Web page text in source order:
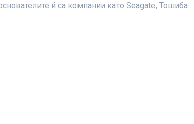
й са компании като Seagate, Тошиба